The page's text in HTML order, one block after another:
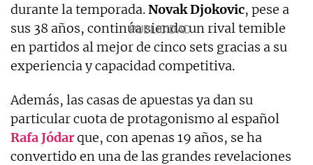
durante la temporada.NovakDjokovic, pese a
sus 38 años, continúa siendo un rival temible
en partidos al mejor de cinco sets gracias a su
experiencia y capacidad competitiva.
Además, las casas de apuestas ya dan su
particular cuota de protagonismo al español
RafaJódarque, con apenas 19 años, se ha
convertido en una de las grandes revelaciones